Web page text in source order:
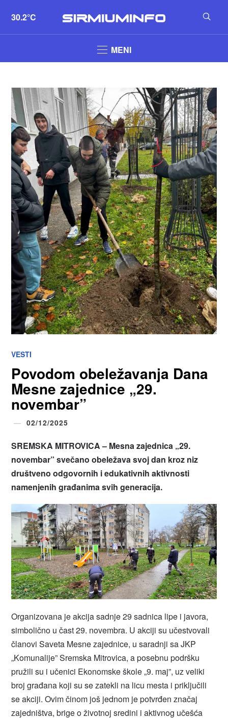
30.2°C
MENI
VESTI
Povodom obeležavanja Dana
Mesne zajednice „29.
novembar”
02/12/2025
SREMSKA MITROVICA – Mesna zajednica „29.
novembar” svečano obeležava svoj dan kroz niz
društveno odgovornih i edukativnih aktivnosti
namenjenih građanima svih generacija.
Organizovana je akcija sadnje 29 sadnica lipe i javora,
simbolično u čast 29. novembra. U akciji su učestvovali
članovi Saveta Mesne zajednice, u saradnji sa JKP
„Komunalije” Sremska Mitrovica, a posebnu podršku
pružili su i učenici Ekonomske škole „9. maj”, uz veliki
broj građana koji su se zatekli na licu mesta i priključili
se akciji. Ovim činom još jednom je potvrđen značaj
zajedništva, brige o životnoj sredini i aktivnog učešća